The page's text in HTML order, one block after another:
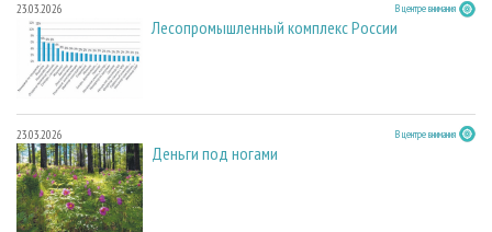
23.03.2026 В центре внимания
Лесопромышленный комплекс России
23.03.2026 В центре внимания
Деньги под ногами